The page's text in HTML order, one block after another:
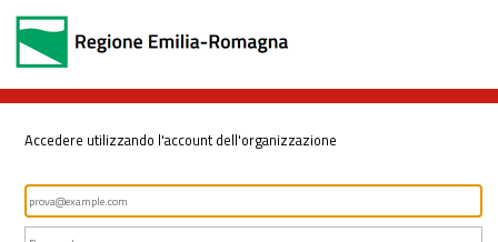
Accedere utilizzando l'account dell'organizzazione